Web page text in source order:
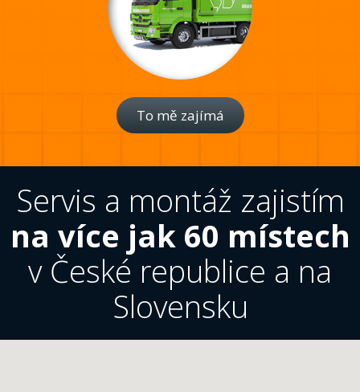
To mě zajímá
Servis a montáž zajistím
na více jak 60 místech
v České republice a na
Slovensku